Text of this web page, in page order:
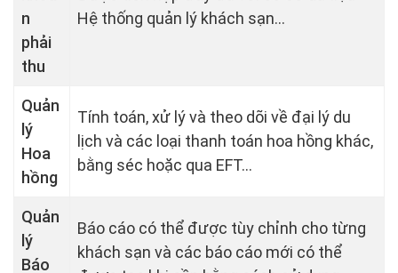
n
phải
thu
Hệ thống quản lý khách sạn...
Quản
lý
Hoa
hồng
Tính toán, xử lý và theo dõi về đại lý du
lịch và các loại thanh toán hoa hồng khác,
bằng séc hoặc qua EFT...
Quản
lý
Báo
Báo cáo có thể được tùy chỉnh cho từng
khách sạn và các báo cáo mới có thể